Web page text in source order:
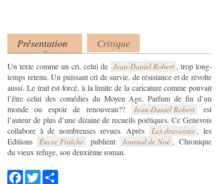
Product tabs
Présentation
(onglet actif)
Critique
Un texte comme un cri, celui de Jean-Daniel Robert , trop long-
temps retenu. Un puissant cri de survie, de résistance et de révolte
aussi. Le trait est forcé, à la limite de la caricature comme pouvait
l’être celui des comédies du Moyen Age. Parfum de fin d’un
monde ou espoir de renouveau??
Jean-Daniel Robert
est
l’auteur de plus d’une dizaine de recueils poétiques. Ce Genevois
collabore à de nombreuses revues. Après
Les dravasses , les
Editions
Encre Fraîche publient Journal de Noé , Chronique
du vieux refuge, son deuxième roman.
Facebook
Twitter